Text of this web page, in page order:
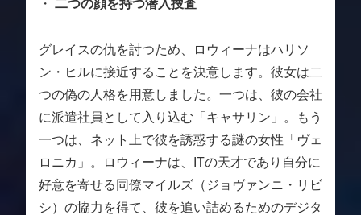
・ 二つの顔を持つ潜入捜査
グレイスの仇を討つため、ロウィーナはハリソ
ン・ヒルに接近することを決意します。彼女は二
つの偽の人格を用意しました。一つは、彼の会社
に派遣社員として入り込む「キャサリン」。もう
一つは、ネット上で彼を誘惑する謎の女性「ヴェ
ロニカ」。ロウィーナは、ITの天才であり自分に
好意を寄せる同僚マイルズ（ジョヴァンニ・リビ
シ）の協力を得て、彼を追い詰めるためのデジタ